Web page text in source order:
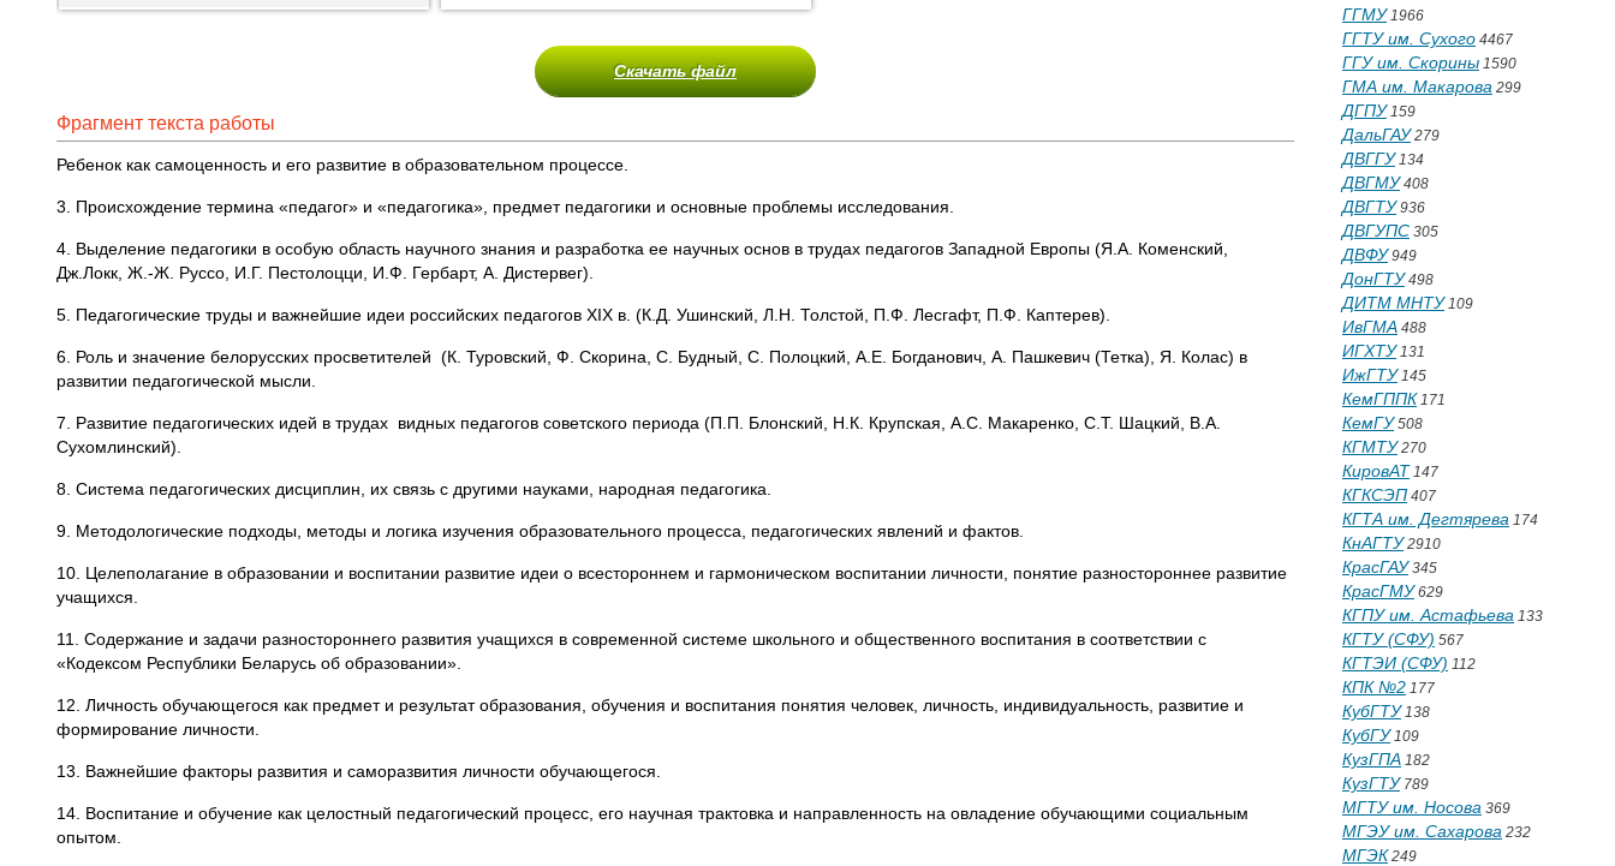
Скачать файл
Фрагмент текста работы
Ребенок как самоценность и его развитие в образовательном процессе.
3. Происхождение термина «педагог» и «педагогика», предмет педагогики и основные проблемы исследования.
4. Выделение педагогики в особую область научного знания и разработка ее научных основ в трудах педагогов Западной Европы (Я.А. Коменский,
Дж.Локк, Ж.-Ж. Руссо, И.Г. Пестолоцци, И.Ф. Гербарт, А. Дистервег).
5. Педагогические труды и важнейшие идеи российских педагогов ХІХ в. (К.Д. Ушинский, Л.Н. Толстой, П.Ф. Лесгафт, П.Ф. Каптерев).
6. Роль и значение белорусских просветителей (К. Туровский, Ф. Скорина, С. Будный, С. Полоцкий, А.Е. Богданович, А. Пашкевич (Тетка), Я. Колас) в
развитии педагогической мысли.
7. Развитие педагогических идей в трудах видных педагогов советского периода (П.П. Блонский, Н.К. Крупская, А.С. Макаренко, С.Т. Шацкий, В.А.
Сухомлинский).
8. Система педагогических дисциплин, их связь с другими науками, народная педагогика.
9. Методологические подходы, методы и логика изучения образовательного процесса, педагогических явлений и фактов.
10. Целеполагание в образовании и воспитании развитие идеи о всестороннем и гармоническом воспитании личности, понятие разностороннее развитие
учащихся.
11. Содержание и задачи разностороннего развития учащихся в современной системе школьного и общественного воспитания в соответствии с
«Кодексом Республики Беларусь об образовании».
12. Личность обучающегося как предмет и результат образования, обучения и воспитания понятия человек, личность, индивидуальность, развитие и
формирование личности.
13. Важнейшие факторы развития и саморазвития личности обучающегося.
14. Воспитание и обучение как целостный педагогический процесс, его научная трактовка и направленность на овладение обучающими социальным
опытом.
ГГМУ1966
ГГТУ им. Сухого 4467
ГГУ им. Скорины 1590
ГМА им. Макарова 299
ДГПУ159
ДальГАУ279
ДВГГУ134
ДВГМУ408
ДВГТУ936
ДВГУПС 305
ДВФУ949
ДонГТУ498
ДИТМ МНТУ109
ИвГМА 488
ИГХТУ131
ИжГТУ145
КемГППК 171
КемГУ508
КГМТУ270
КировАТ 147
КГКСЭП 407
КГТА им. Дегтярева 174
КнАГТУ2910
КрасГАУ345
КрасГМУ629
КГПУ им. Астафьева 133
КГТУ (СФУ) 567
КГТЭИ (СФУ) 112
КПК №2 177
КубГТУ138
КубГУ109
КузГПА 182
КузГТУ789
МГТУ им. Носова 369
МГЭУ им. Сахарова 232
МГЭК 249